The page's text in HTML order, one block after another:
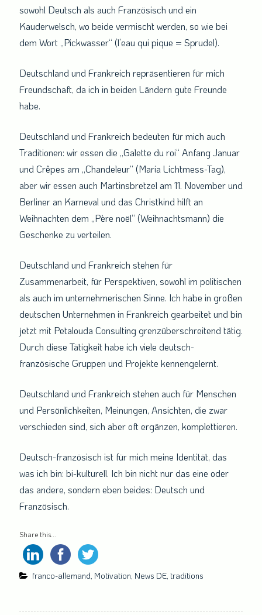
sowohl Deutsch als auch Französisch und ein
Kauderwelsch, wo beide vermischt werden, so wie bei
dem Wort „Pickwasser“ (l’eau qui pique = Sprudel).
Deutschland und Frankreich repräsentieren für mich
Freundschaft, da ich in beiden Ländern gute Freunde
habe.
Deutschland und Frankreich bedeuten für mich auch
Traditionen: wir essen die „Galette du roi“ Anfang Januar
und Crêpes am „Chandeleur“ (Maria Lichtmess-Tag),
aber wir essen auch Martinsbretzel am 11. November und
Berliner an Karneval und das Christkind hilft an
Weihnachten dem „Père noël“ (Weihnachtsmann) die
Geschenke zu verteilen.
Deutschland und Frankreich stehen für
Zusammenarbeit, für Perspektiven, sowohl im politischen
als auch im unternehmerischen Sinne. Ich habe in großen
deutschen Unternehmen in Frankreich gearbeitet und bin
jetzt mit Petalouda Consulting grenzüberschreitend tätig.
Durch diese Tätigkeit habe ich viele deutsch-
französische Gruppen und Projekte kennengelernt.
Deutschland und Frankreich stehen auch für Menschen
und Persönlichkeiten, Meinungen, Ansichten, die zwar
verschieden sind, sich aber oft ergänzen, komplettieren.
Deutsch-französisch ist für mich meine Identität, das
was ich bin: bi-kulturell. Ich bin nicht nur das eine oder
das andere, sondern eben beides: Deutsch und
Französisch.
Share this...
franco-allemand Motivation News DE traditions